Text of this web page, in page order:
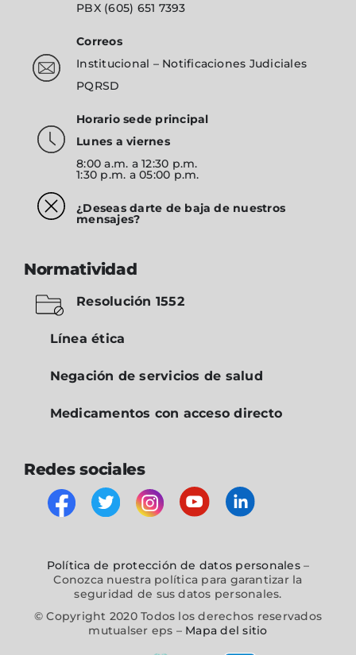
PBX (605) 651 7393
Correos
Institucional – Notificaciones Judiciales
PQRSD
Horario sede principal
Lunes a viernes
8:00 a.m. a 12:30 p.m.
1:30 p.m. a 05:00 p.m.
¿Deseas darte de baja de nuestros
mensajes?
Normatividad
Resolución 1552
Línea ética
Negación de servicios de salud
Medicamentos con acceso directo
Redes sociales
Política de protección de datos personales–
Conozca nuestra política para garantizar la
seguridad de sus datos personales.
© Copyright 2020 Todos los derechos reservados
mutualser eps – Mapa del sitio